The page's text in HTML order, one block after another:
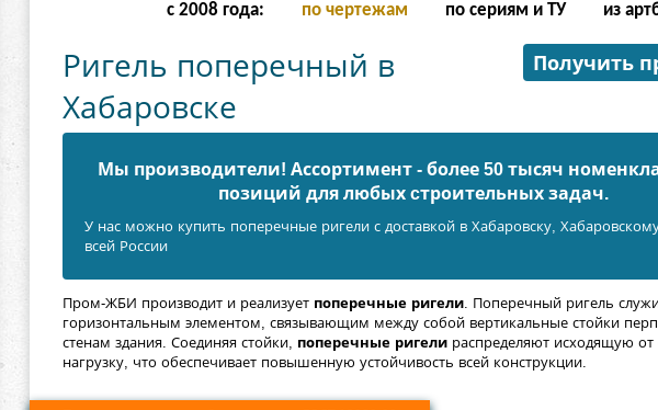
с 2008 года:
по чертежам
по сериям и ТУ
из
Получить
Ригель поперечный в
Хабаровске
Мы производители! Ассортимент - более 50 тысяч
позиций для любых cтроительных задач.
У нас можно купить поперечные ригели с доставкой в Хабаровску,
всей России
Пром-ЖБИ производит и реализует поперечные ригели. Поперечный ригель
горизонтальным элементом, связывающим между собой вертикальные стойки
стенам здания. Соединяя стойки, поперечные ригели распределяют исходящую от
нагрузку, что обеспечивает повышенную устойчивость всей конструкции.